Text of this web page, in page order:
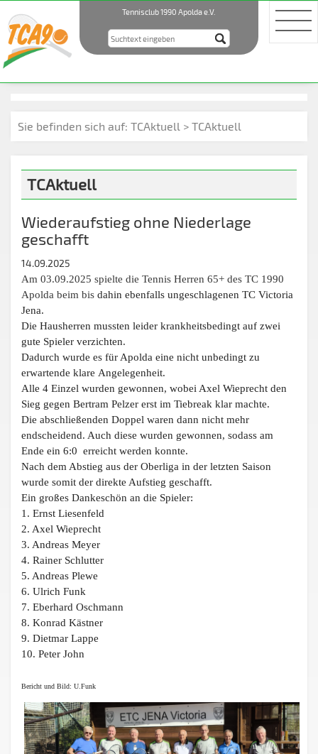
Tennisclub 1990 Apolda e.V.
Sie befinden sich auf: TCAktuell > TCAktuell
TCAktuell
Wiederaufstieg ohne Niederlage
geschafft
14.09.2025
Am 03.09.2025 spielte die Tennis Herren 65+ des TC 1990
Apolda beim bis dahin ebenfalls ungeschlagenen TC Victoria
Jena.
Die Hausherren mussten leider krankheitsbedingt auf zwei
gute Spieler verzichten.
Dadurch wurde es für Apolda eine nicht unbedingt zu
erwartende klare Angelegenheit.
Alle 4 Einzel wurden gewonnen, wobei Axel Wieprecht den
Sieg gegen Bertram Pelzer erst im Tiebreak klar machte.
Die abschließenden Doppel waren dann nicht mehr
endscheidend. Auch diese wurden gewonnen, sodass am
Ende ein 6:0 erreicht werden konnte.
Nach dem Abstieg aus der Oberliga in der letzten Saison
wurde somit der direkte Aufstieg geschafft.
Ein großes Dankeschön an die Spieler:
1. Ernst Liesenfeld
2. Axel Wieprecht
3. Andreas Meyer
4. Rainer Schlutter
5. Andreas Plewe
6. Ulrich Funk
7. Eberhard Oschmann
8. Konrad Kästner
9. Dietmar Lappe
10. Peter John
Bericht und Bild: U.Funk